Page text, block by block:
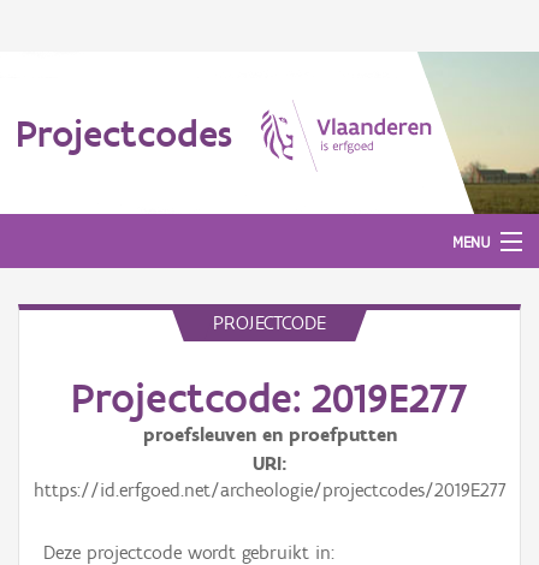
Projectcodes
MENU
PROJECTCODE
Projectcode: 2019E277
proefsleuven en proefputten
URI
https://id.erfgoed.net/archeologie/projectcodes/2019E277
Deze projectcode wordt gebruikt in: